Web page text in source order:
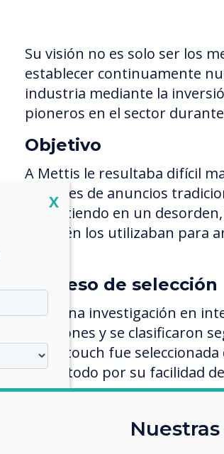
Su visión no es solo ser los
establecer continuamente
industria mediante la
pioneros en el sector
Objetivo
A Mettis le resultaba difícil
tablones de anuncios
convirtiendo en un
también los utilizaban para
Proceso de selección
Tras una investigación en
soluciones y se clasificaron
Clevertouch fue
sobre todo por su facilidad
Clevertouch proporcionó
Close
X